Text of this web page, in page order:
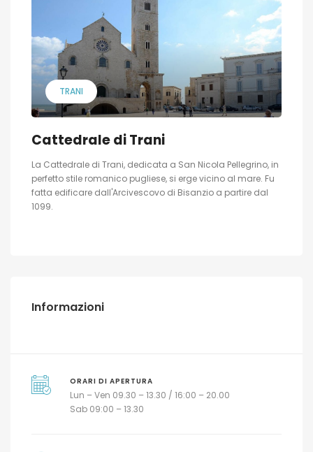
TRANI
Cattedrale di Trani
La Cattedrale di Trani, dedicata a San Nicola Pellegrino, in
perfetto stile romanico pugliese, si erge vicino al mare. Fu
fatta edificare dall'Arcivescovo di Bisanzio a partire dal
1099.
Informazioni
ORARI DI APERTURA
Lun – Ven 09.30 – 13.30 / 16:00 – 20.00
Sab 09:00 – 13.30